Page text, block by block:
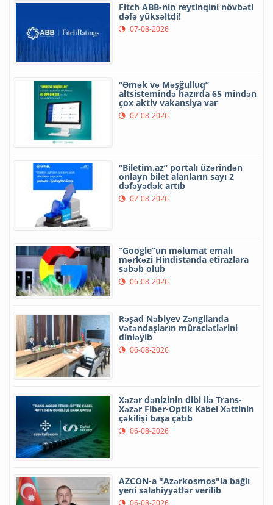
Fitch ABB-nin reytinqini növbəti
dəfə yüksəltdi!
07-08-2026
“Əmək və Məşğulluq”
altsistemində hazırda 65 mindən
çox aktiv vakansiya var
07-08-2026
“Biletim.az” portalı üzərindən
onlayn bilet alanların sayı 2
dəfəyədək artıb
07-08-2026
“Google”un məlumat emalı
mərkəzi Hindistanda etirazlara
səbəb olub
06-08-2026
Rəşad Nəbiyev Zəngilanda
vətəndaşların müraciətlərini
dinləyib
06-08-2026
Xəzər dənizinin dibi ilə Trans-
Xəzər Fiber-Optik Kabel Xəttinin
çəkilişi başa çatıb
06-08-2026
AZCON-a "Azərkosmos"la bağlı
yeni səlahiyyətlər verilib
06-08-2026